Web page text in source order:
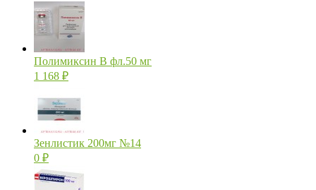
Полимиксин В фл.50 мг
1 168 ₽
Зенлистик 200мг №14
0 ₽